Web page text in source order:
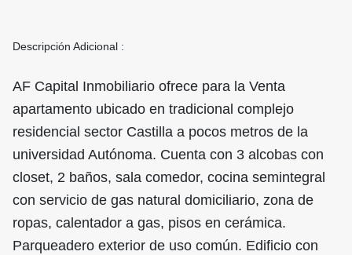
Descripción Adicional :
AF Capital Inmobiliario ofrece para la Venta
apartamento ubicado en tradicional complejo
residencial sector Castilla a pocos metros de la
universidad Autónoma. Cuenta con 3 alcobas con
closet, 2 baños, sala comedor, cocina semintegral
con servicio de gas natural domiciliario, zona de
ropas, calentador a gas, pisos en cerámica.
Parqueadero exterior de uso común. Edificio con